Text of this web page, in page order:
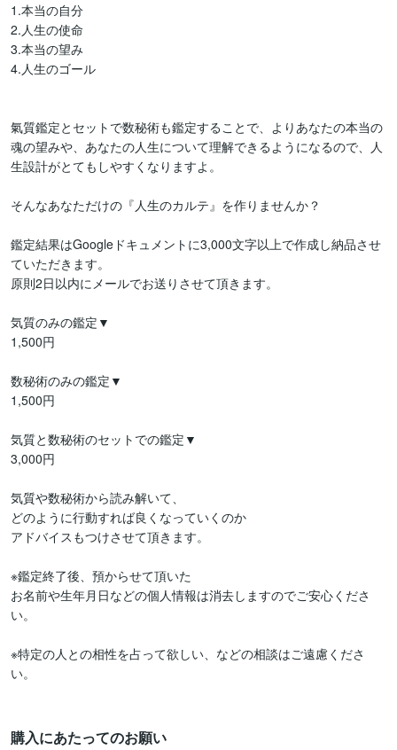
1.本当の自分
2.人生の使命
3.本当の望み
4.人生のゴール
氣質鑑定とセットで数秘術も鑑定することで、よりあなたの本当の
魂の望みや、あなたの人生について理解できるようになるので、人
生設計がとてもしやすくなりますよ。
そんなあなただけの『人生のカルテ』を作りませんか？
鑑定結果はGoogleドキュメントに3,000文字以上で作成し納品させ
ていただきます。
原則2日以内にメールでお送りさせて頂きます。
気質のみの鑑定▼
1,500円
数秘術のみの鑑定▼
1,500円
気質と数秘術のセットでの鑑定▼
3,000円
気質や数秘術から読み解いて、
どのように行動すれば良くなっていくのか
アドバイスもつけさせて頂きます。
※鑑定終了後、預からせて頂いた
お名前や生年月日などの個人情報は消去しますのでご安心くださ
い。
※特定の人との相性を占って欲しい、などの相談はご遠慮くださ
い。
購入にあたってのお願い